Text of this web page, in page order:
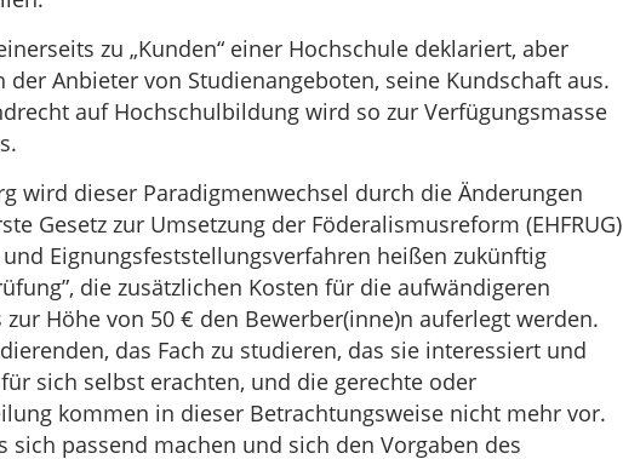
zu „Kunden“ einer Hochschule deklariert, aber
der Anbieter von Studienangeboten, seine Kundschaft aus.
auf Hochschulbildung wird so zur Verfügungsmasse
wird dieser Paradigmenwechsel durch die Änderungen
Gesetz zur Umsetzung der Föderalismusreform (EHFRUG)
Eignungsfeststellungsverfahren heißen zukünftig
die zusätzlichen Kosten für die aufwändigeren
Höhe von 50 € den Bewerber(inne)n auferlegt werden.
das Fach zu studieren, das sie interessiert und
sich selbst erachten, und die gerechte oder
kommen in dieser Betrachtungsweise nicht mehr vor.
sich passend machen und sich den Vorgaben des